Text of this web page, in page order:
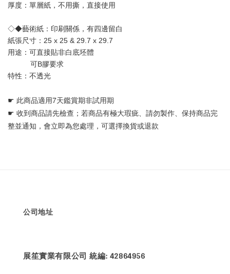
厚度：單層紙 ，不用撕，直接使用
◇◆藝術紙：印刷關係，有四邊留白
紙張尺寸：25 x 25 & 29.7 x 29.7
用途：可直接貼非白底坯體
可B膠要求
特性：不透光
☛ 此商品適用7天鑑賞期非試用期
☛ 收到商品請先檢查；若商品有極大瑕疵、請勿製作、保持商品完
整並通知，會立即為您處理，可選擇換貨或退款
公司地址
展笙實業有限公司 統編: 42864956